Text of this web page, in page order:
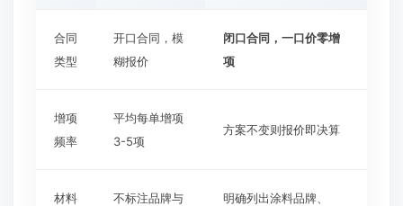
合同
类型
开口合同，模
糊报价
闭口合同，一口价零增
项
增项
频率
平均每单增项
3-5项
方案不变则报价即决算
材料
不标注品牌与
明确列出涂料品牌、